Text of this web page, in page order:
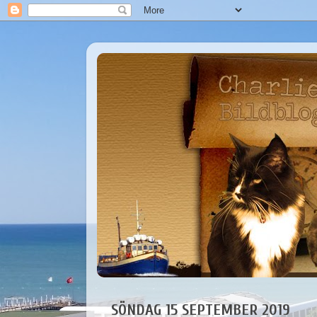
SÖNDAG 15 SEPTEMBER 2019